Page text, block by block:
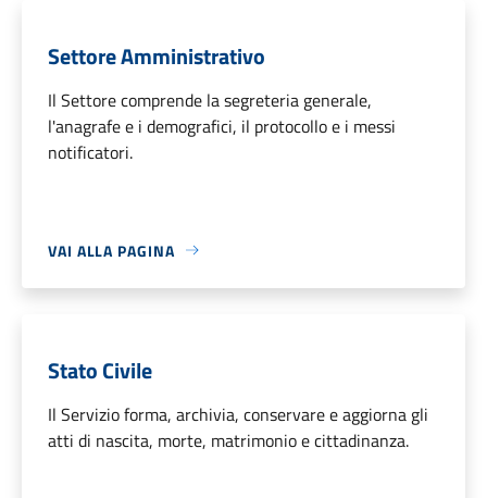
Settore Amministrativo
Il Settore comprende la segreteria generale,
l'anagrafe e i demografici, il protocollo e i messi
notificatori.
VAI ALLA PAGINA
Stato Civile
Il Servizio forma, archivia, conservare e aggiorna gli
atti di nascita, morte, matrimonio e cittadinanza.